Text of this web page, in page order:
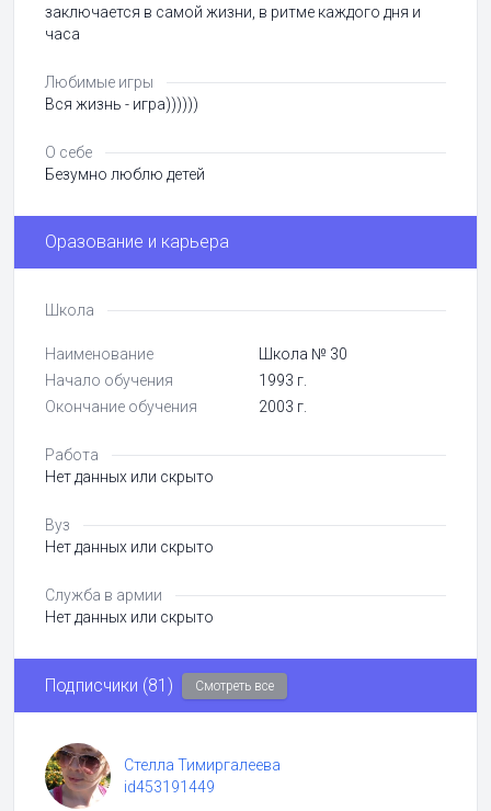
заключается в самой жизни, в ритме каждого дня и
часа
Любимые игры
Вся жизнь - игра))))))
О себе
Безумно люблю детей
Оразование и карьера
Школа
Наименование
Школа № 30
Начало обучения
1993 г.
Окончание обучения
2003 г.
Работа
Нет данных или скрыто
Вуз
Нет данных или скрыто
Служба в армии
Нет данных или скрыто
Подписчики (81) Смотреть все
Стелла Тимиргалеева
id453191449